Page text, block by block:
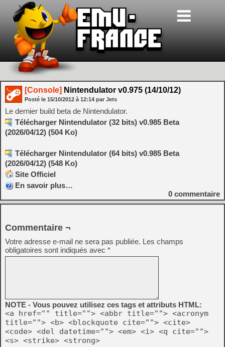
[Console] Nintendulator v0.975 (14/10/12)
Posté le 15/10/2012 à 12:14 par Jets
Le dernier build beta de Nintendulator.
Télécharger Nintendulator (32 bits) v0.985 Beta
(2026/04/12) (504 Ko)
Télécharger Nintendulator (64 bits) v0.985 Beta
(2026/04/12) (548 Ko)
Site Officiel
En savoir plus…
0 commentaire
Commentaire ¬
Votre adresse e-mail ne sera pas publiée. Les champs
obligatoires sont indiqués avec *
NOTE - Vous pouvez utilisez ces tags et attributs HTML:
<a href="" title=""> <abbr title=""> <acronym
title=""> <b> <blockquote cite=""> <cite>
<code> <del datetime=""> <em> <i> <q cite="">
<s> <strike> <strong>